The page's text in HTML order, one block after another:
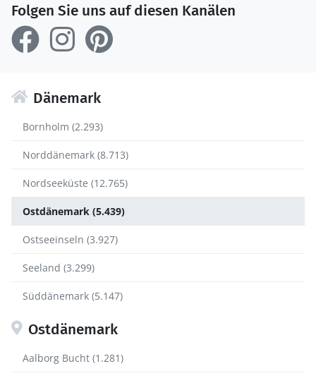
Folgen Sie uns auf diesen Kanälen
Dänemark
Bornholm (2.293)
Norddänemark (8.713)
Nordseeküste (12.765)
Ostdänemark (5.439)
Ostseeinseln (3.927)
Seeland (3.299)
Süddänemark (5.147)
Ostdänemark
Aalborg Bucht (1.281)